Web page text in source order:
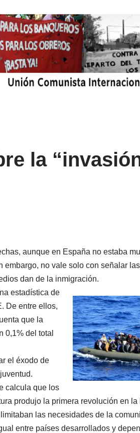
la
aunque en España no estaba
no vale solo con señalar
dan de la inmigración.
estadística de
De entre ellos,
que la
0,1% del total
el éxodo de
calcula que los
produjo la primera revolución en la
las necesidades de la
entre países desarrollados y